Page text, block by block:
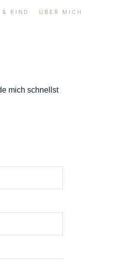
& KIND ÜBER MICH
mich schnellst